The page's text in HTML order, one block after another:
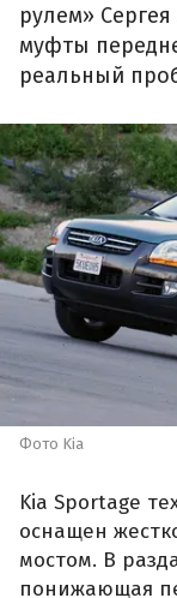
рулем»
муфты
реальный
Фото Kia
Kia Sportage
оснащен
мостом. В
понижающая